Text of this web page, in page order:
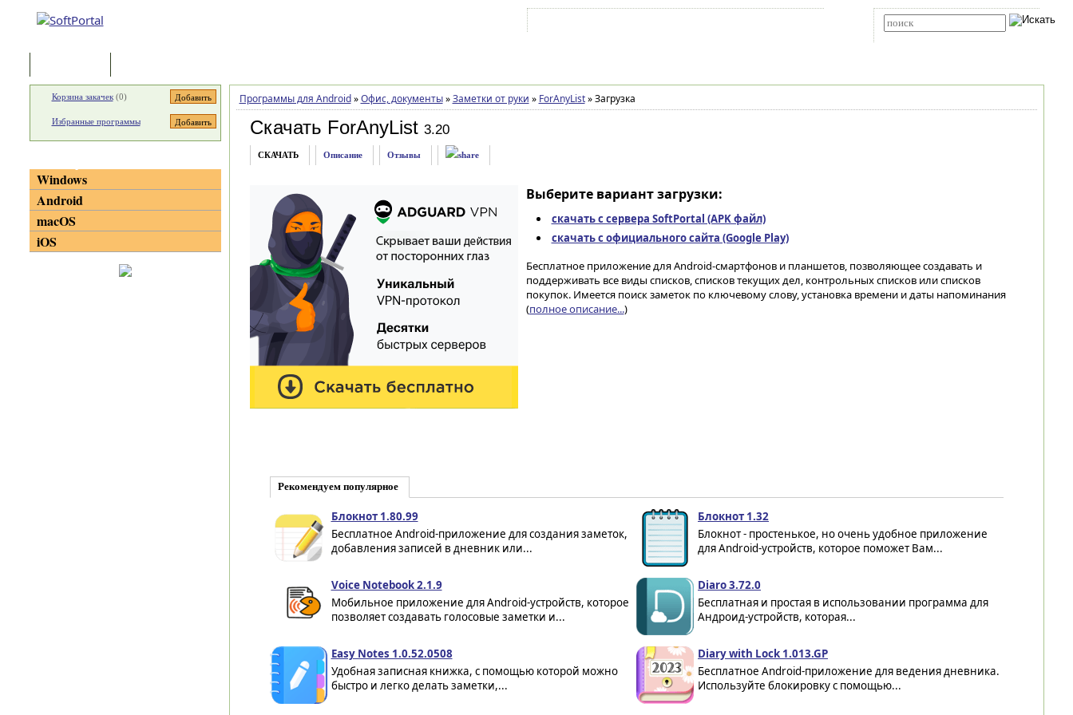
Программы для Android » Офис, документы » Заметки от руки » ForAnyList »Загрузка
Скачать ForAnyList 3.20
СКАЧАТЬ Описание Отзывы
Выберите вариант загрузки:
скачать с сервера SoftPortal (APK файл)
скачать с официального сайта (Google Play)
Бесплатное приложение для Android-смартфонов и планшетов, позволяющее создавать и
поддерживать все виды списков, списков текущих дел, контрольных списков или списков
покупок. Имеется поиск заметок по ключевому слову, установка времени и даты напоминания
(полное описание...)
Рекомендуем популярное
Блокнот 1.80.99
Бесплатное Android-приложение для создания заметок,
добавления записей в дневник или...
Блокнот 1.32
Блокнот - простенькое, но очень удобное приложение
для Android-устройств, которое поможет Вам...
Voice Notebook 2.1.9
Мобильное приложение для Android-устройств, которое
позволяет создавать голосовые заметки и...
Diaro 3.72.0
Бесплатная и простая в использовании программа для
Андроид-устройств, которая...
Easy Notes 1.0.52.0508
Удобная записная книжка, с помощью которой можно
быстро и легко делать заметки,...
Diary with Lock 1.013.GP
Бесплатное Android-приложение для ведения дневника.
Используйте блокировку с помощью...
Корзина закачек(0)
Избранные программы
Windows
Android
macOS
iOS